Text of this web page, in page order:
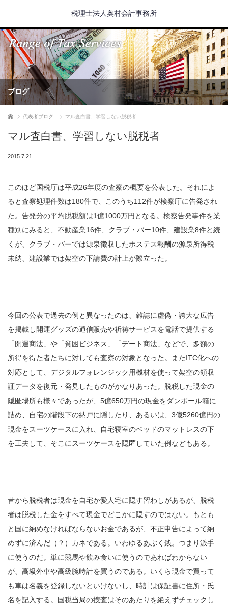
税理士法人奥村会計事務所
ブログ
ホーム 代表者ブログ マル査白書、学習しない脱税者
マル査白書、学習しない脱税者
2015.7.21
このほど国税庁は平成26年度の査察の概要を公表した。それによ
ると査察処理件数は180件で、このうち112件が検察庁に告発され
た。告発分の平均脱税額は1億1000万円となる。検察告発事件を業
種別にみると、不動産業16件、クラブ・バー10件、建設業8件と続
くが、クラブ・バーでは源泉徴収したホステス報酬の源泉所得税
未納、建設業では架空の下請費の計上が際立った。
今回の公表で過去の例と異なったのは、雑誌に虚偽・誇大な広告
を掲載し開運グッズの通信販売や祈祷サービスを電話で提供する
「開運商法」や「貧困ビジネス」「デート商法」などで、多額の
所得を得た者たちに対しても査察の対象となった。またITC化への
対応として、デジタルフォレンジック用機材を使って架空の領収
証データを復元・発見したものがかなりあった。脱税した現金の
隠匿場所も様々であったが、5億650万円の現金をダンボール箱に
詰め、自宅の階段下の納戸に隠したり、あるいは、3億5260億円の
現金をスーツケースに入れ、自宅寝室のベッドのマットレスの下
を工夫して、そこにスーツケースを隠匿していた例などもある。
昔から脱税者は現金を自宅か愛人宅に隠す習わしがあるが、脱税
者は脱税した金をすべて現金でどこかに隠すのではない。もとも
と国に納めなければならないお金であるが、不正申告によって納
めずに済んだ（？）カネである。いわゆるあぶく銭。つまり派手
に使うのだ。単に競馬や飲み食いに使うのであればわからない
が、高級外車や高級腕時計を買うのである。いくら現金で買って
も車は名義を登録しないといけないし、時計は保証書に住所・氏
名を記入する。国税当局の捜査はそのあたりを絶えずチェックし